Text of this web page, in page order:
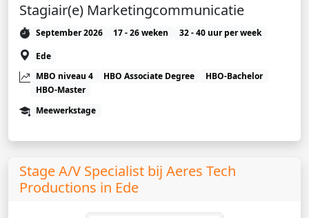
Stagiair(e) Marketingcommunicatie
September 2026 17 - 26 weken
32 - 40 uur per week
Ede
MBO niveau 4
HBO Associate Degree
HBO-Bachelor
HBO-Master
Meewerkstage
Stage A/V Specialist bij Aeres Tech
Productions in Ede